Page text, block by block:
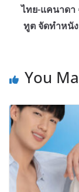
ไทย-แคนาด
ทูต จัดทำหนั
You